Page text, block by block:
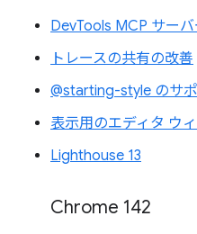
DevTools MCP サー
トレースの共有の改善
@starting-style のサ
表示用のエディタ ウ
Lighthouse 13
Chrome 142